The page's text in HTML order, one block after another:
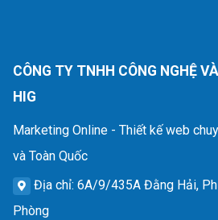
CÔNG TY TNHH CÔNG NGHỆ
HIG
Marketing Online - Thiết kế web
và Toàn Quốc
Địa chỉ: 6A/9/435A Đằng Hải,
Phòng